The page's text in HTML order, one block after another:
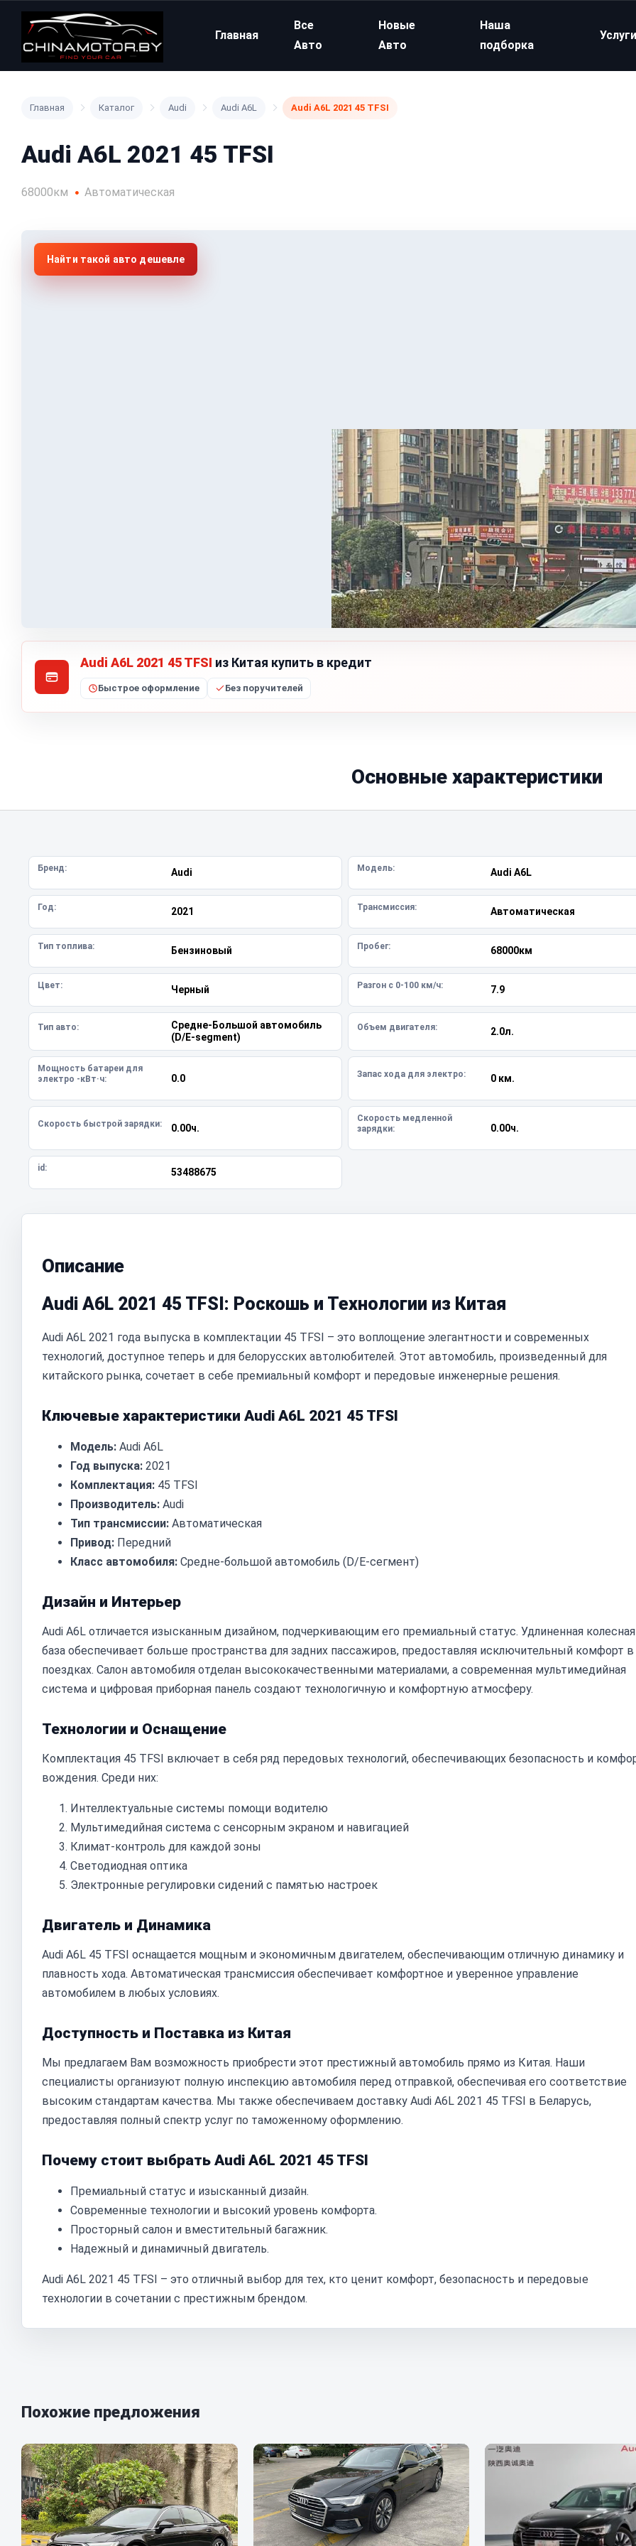
Главная
Все
Авто
Новые
Авто
Наша
подборка
Главная Каталог Audi Audi A6L Audi A6L 2021 45 TFSI
Audi A6L 2021 45 TFSI
68000км Автоматическая
Найти такой авто дешевле
Audi A6L 2021 45 TFSI из Китая купить в кредит
Быстрое оформление Без поручителей
Основные характеристики
Бренд: Audi Модель: Audi A6L
Год: 2021 Трансмиссия: Автоматическая
Тип топлива: Бензиновый Пробег: 68000км
Цвет: Черный Разгон с 0-100 км/ч: 7.9
Тип авто:
Средне-Большой автомобиль
(D/E-segment)
Объем двигателя: 2.0л.
Мощность батареи для
электро -кВт·ч:
0.0 Запас хода для электро: 0 км.
Скорость быстрой зарядки: 0.00ч.
Скорость медленной
зарядки:
0.00ч.
id: 53488675
Описание
Audi A6L 2021 45 TFSI: Роскошь и Технологии из Китая
Audi A6L 2021 года выпуска в комплектации 45 TFSI – это воплощение элегантности и современных
технологий, доступное теперь и для белорусских автолюбителей. Этот автомобиль, произведенный для
китайского рынка, сочетает в себе премиальный комфорт и передовые инженерные решения.
Ключевые характеристики Audi A6L 2021 45 TFSI
Модель: Audi A6L
Год выпуска: 2021
Комплектация: 45 TFSI
Производитель: Audi
Тип трансмиссии: Автоматическая
Привод: Передний
Класс автомобиля: Средне-большой автомобиль (D/E-сегмент)
Дизайн и Интерьер
Audi A6L отличается изысканным дизайном, подчеркивающим его премиальный статус. Удлиненная колесная
база обеспечивает больше пространства для задних пассажиров, предоставляя исключительный комфорт в
поездках. Салон автомобиля отделан высококачественными материалами, а современная мультимедийная
система и цифровая приборная панель создают технологичную и комфортную атмосферу.
Технологии и Оснащение
Комплектация 45 TFSI включает в себя ряд передовых технологий, обеспечивающих безопасность и
вождения. Среди них:
Интеллектуальные системы помощи водителю
Мультимедийная система с сенсорным экраном и навигацией
Климат-контроль для каждой зоны
Светодиодная оптика
Электронные регулировки сидений с памятью настроек
Двигатель и Динамика
Audi A6L 45 TFSI оснащается мощным и экономичным двигателем, обеспечивающим отличную динамику и
плавность хода. Автоматическая трансмиссия обеспечивает комфортное и уверенное управление
автомобилем в любых условиях.
Доступность и Поставка из Китая
Мы предлагаем Вам возможность приобрести этот престижный автомобиль прямо из Китая. Наши
специалисты организуют полную инспекцию автомобиля перед отправкой, обеспечивая его соответствие
высоким стандартам качества. Мы также обеспечиваем доставку Audi A6L 2021 45 TFSI в Беларусь,
предоставляя полный спектр услуг по таможенному оформлению.
Почему стоит выбрать Audi A6L 2021 45 TFSI
Премиальный статус и изысканный дизайн.
Современные технологии и высокий уровень комфорта.
Просторный салон и вместительный багажник.
Надежный и динамичный двигатель.
Audi A6L 2021 45 TFSI – это отличный выбор для тех, кто ценит комфорт, безопасность и передовые
технологии в сочетании с престижным брендом.
Похожие предложения